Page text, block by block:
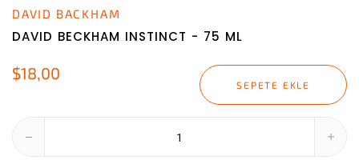
DAVID BACKHAM
DAVID BECKHAM INSTINCT - 75 ML
$18,00
SEPETE EKLE